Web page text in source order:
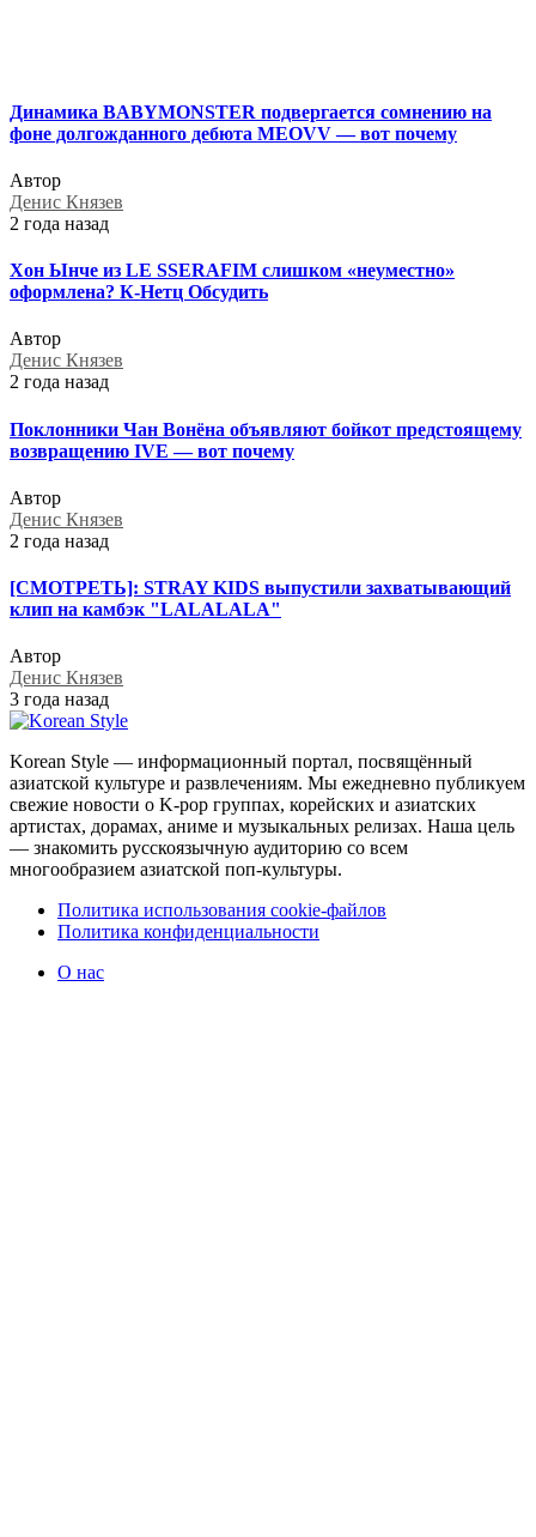
Динамика BABYMONSTER подвергается сомнению на
фоне долгожданного дебюта MEOVV — вот почему
Автор
Денис Князев
2 года назад
Хон Ынче из LE SSERAFIM слишком «неуместно»
оформлена? К-Нетц Обсудить
Автор
Денис Князев
2 года назад
Поклонники Чан Вонёна объявляют бойкот предстоящему
возвращению IVE — вот почему
Автор
Денис Князев
2 года назад
[СМОТРЕТЬ]: STRAY KIDS выпустили захватывающий
клип на камбэк "LALALALA"
Автор
Денис Князев
3 года назад
Korean Style — информационный портал, посвящённый
азиатской культуре и развлечениям. Мы ежедневно публикуем
свежие новости о K-pop группах, корейских и азиатских
артистах, дорамах, аниме и музыкальных релизах. Наша цель
— знакомить русскоязычную аудиторию со всем
многообразием азиатской поп-культуры.
Политика использования cookie-файлов
Политика конфиденциальности
О нас